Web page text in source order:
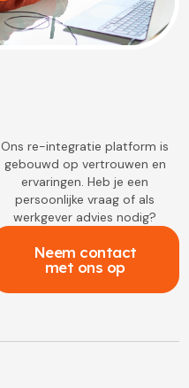
Ons re-integratie platform is
gebouwd op vertrouwen en
ervaringen. Heb je een
persoonlijke vraag of als
werkgever advies nodig?
Neem contact
met ons op